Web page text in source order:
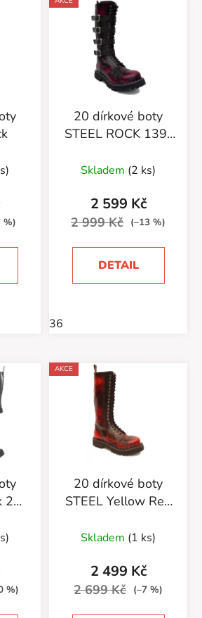
%)
20 dírkové boty
STEEL ROCK 139-
Black
Skladem (2 ks)
2 599 Kč
2 999 Kč (–13 %)
DETAIL
36
2
%)
AKCE
20 dírkové boty
STEEL Yellow Red
Skladem (1 ks)
2 499 Kč
2 699 Kč (–7 %)